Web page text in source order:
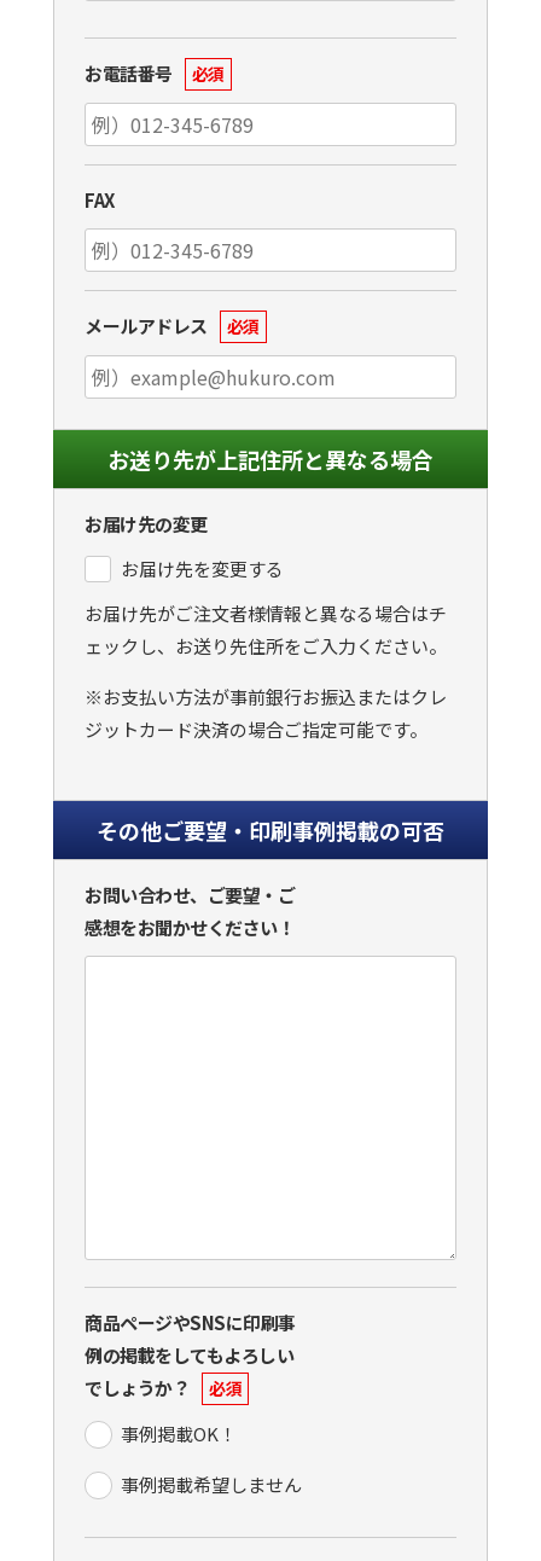
お電話番号 必須
FAX
メールアドレス 必須
お送り先が上記住所と異なる場合
お届け先の変更
お届け先を変更する
お届け先がご注文者様情報と異なる場合はチ
ェックし、お送り先住所をご入力ください。
※お支払い方法が事前銀行お振込またはクレ
ジットカード決済の場合ご指定可能です。
その他ご要望・印刷事例掲載の可否
お問い合わせ、ご要望・ご
感想をお聞かせください！
商品ページやSNSに印刷事
例の掲載をしてもよろしい
でしょうか？
必須
事例掲載OK！
事例掲載希望しません